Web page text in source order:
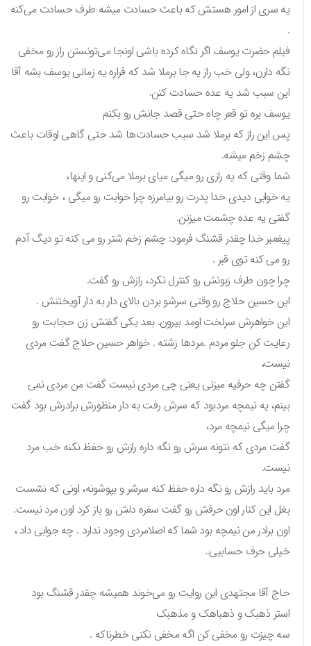
یه سری از امور هستش که باعث حسادت میشه طرف حسادت می‌کنه
فیلم حضرت یوسف اگر نگاه کرده باشی اونجا می‌تونستن راز رو مخفی
نگه دارن، ولی خب راز یه جا برملا شد که قراره یه زمانی یوسف بشه آقا
این سبب شد یه عده حسادت کنن.
یوسف بره تو قعر چاه حتی قصد جانش رو بکنم
پس این راز که برملا شد سبب حسادت‌ها شد حتی گاهی اوقات باعث
چشم زخم میشه.
شما وقتی که یه رازی رو میگی میای برملا می‌کنی و اینها،
یه خوابی دیدی خدا پدرت رو بیامرزه چرا خوابت رو میگی ، خوابت رو
گفتی یه عده چشمت میزنن.
پیغمبر خدا چقدر قشنگ فرمود: چشم زخم شتر رو می کنه تو دیگ آدم
رو می کنه توی قبر .
چرا چون طرف زبونش رو کنترل نکرد، رازش رو گفت.
این حسین حلاج رو وقتی سرشو بردن بالای دار به دار آویختنش .
این خواهرش سرلخت اومد بیرون. بعد یکی گفتش زن حجابت رو
رعایت کن جلو مردم .مردها زشته . خواهر حسین حلاج گفت مردی
نیست،
گفتن چه حرفیه میزنی یعنی چی مردی نیست گفت من مردی نمی
بینم، یه نیمچه مردبود که سرش رفت به دار منظورش برادرش بود گفت
چرا میگی نیمچه مرد،
گفت مردی که نتونه سرش رو نگه داره رازش رو حفظ نکنه خب مرد
نیست.
مرد باید رازش رو نگه داره حفظ کنه سرشر و بپوشونه، اونی که نشست
بغل این کنار اون حرفش رو گفت سفره دلش رو باز کرد اون مرد نیست.
اون برادر من نیمچه بود شما که اصلامردی وجود ندارد . چه جوابی داد ،
خیلی حرف حسابیی..
حاج آقا مجتهدی این روایت رو می‌خوند همیشه چقدر قشنگ بود
استر ذهبک و ذهباهک و مذهبک
سه چیزت رو مخفی کن اگه مخفی نکنی خطرناکه .